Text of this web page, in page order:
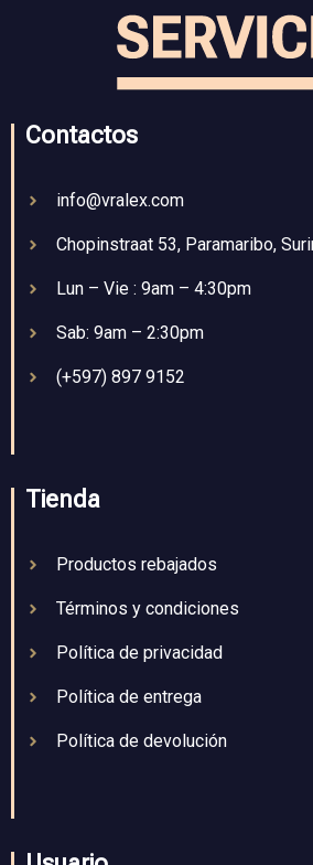
Contactos
info@vralex.com
Chopinstraat 53, Paramaribo,
Lun – Vie : 9am – 4:30pm
Sab: 9am – 2:30pm
(+597) 897 9152
Tienda
Productos rebajados
Términos y condiciones
Política de privacidad
Política de entrega
Política de devolución